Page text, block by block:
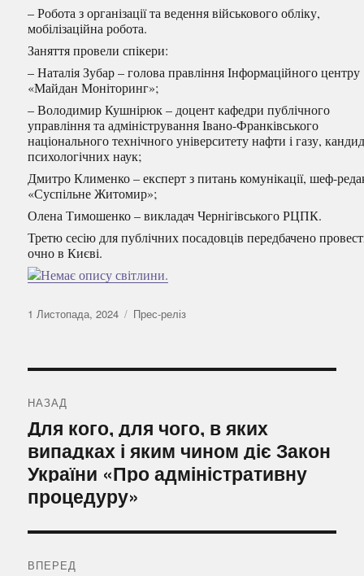
– Робота з організації та ведення військового обліку,
мобілізаційна робота.
Заняття провели спікери:
– Наталія Зубар – голова правління Інформаційного центру
«Майдан Моніторинг»;
– Володимир Кушнірюк – доцент кафедри публічного
управління та адміністрування Івано-Франківського
національного технічного університету нафти і газу,
психологічних наук;
Дмитро Клименко – експерт з питань комунікації, шеф-
«Суспільне Житомир»;
Олена Тимошенко – викладач Чернігівського РЦПК.
Третю сесію для публічних посадовців передбачено
очно в Києві.
Оприлюднено
1 Листопада, 2024 Категорії
Прес-реліз
записів
НАЗАД
Попередній
запис:
Для кого, для чого, в яких
випадках і яким чином діє Закон
України «Про адміністративну
процедуру»
ВПЕРЕД